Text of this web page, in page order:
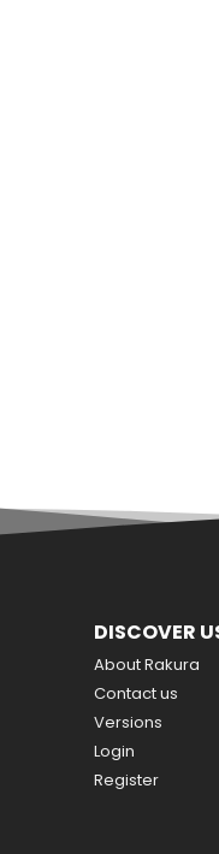
DISCOVER
About Rakura
Contact us
Versions
Login
Register